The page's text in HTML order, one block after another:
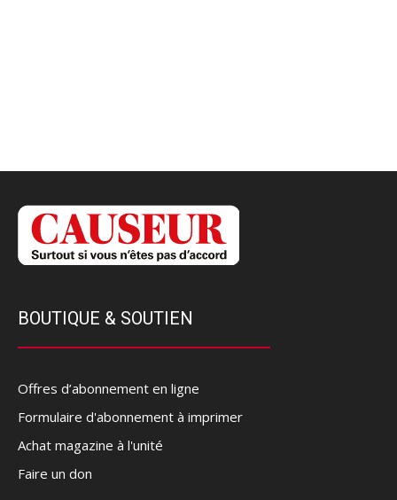
BOUTIQUE & SOUTIEN
Offres d’abonnement en ligne
Formulaire d'abonnement à imprimer
Achat magazine à l'unité
Faire un don